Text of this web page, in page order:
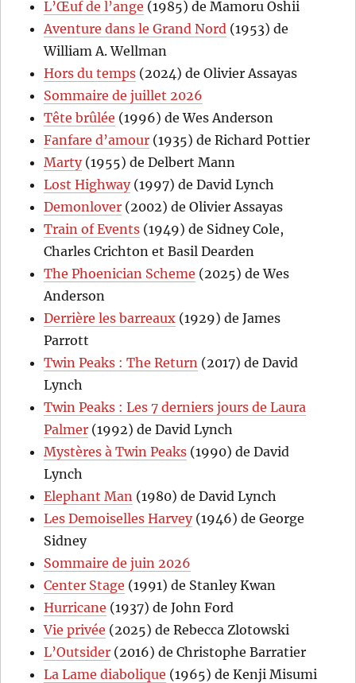
L’Œuf de l’ange (1985) de Mamoru Oshii
Aventure dans le Grand Nord (1953) de
William A. Wellman
Hors du temps (2024) de Olivier Assayas
Sommaire de juillet 2026
Tête brûlée (1996) de Wes Anderson
Fanfare d’amour (1935) de Richard Pottier
Marty(1955) de Delbert Mann
Lost Highway(1997) de David Lynch
Demonlover (2002) de Olivier Assayas
Train of Events (1949) de Sidney Cole,
Charles Crichton et Basil Dearden
The Phoenician Scheme (2025) de Wes
Anderson
Derrière les barreaux (1929) de James
Parrott
Twin Peaks : The Return (2017) de David
Lynch
Twin Peaks : Les 7 derniers jours de Laura
Palmer (1992) de David Lynch
Mystères à Twin Peaks (1990) de David
Lynch
Elephant Man (1980) de David Lynch
Les Demoiselles Harvey(1946) de George
Sidney
Sommaire de juin 2026
Center Stage (1991) de Stanley Kwan
Hurricane (1937) de John Ford
Vie privée (2025) de Rebecca Zlotowski
L’Outsider (2016) de Christophe Barratier
La Lame diabolique (1965) de Kenji Misumi